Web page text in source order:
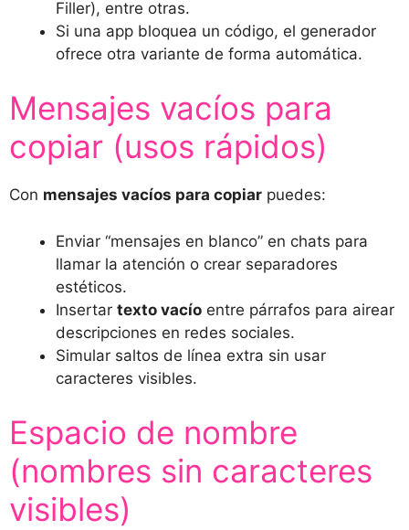
Filler), entre otras.
Si una app bloquea un código, el generador
ofrece otra variante de forma automática.
Mensajes vacíos para
copiar (usos rápidos)
Con mensajes vacíos para copiar puedes:
Enviar “mensajes en blanco” en chats para
llamar la atención o crear separadores
estéticos.
Insertar texto vacío entre párrafos para airear
descripciones en redes sociales.
Simular saltos de línea extra sin usar
caracteres visibles.
Espacio de nombre
(nombres sin caracteres
visibles)